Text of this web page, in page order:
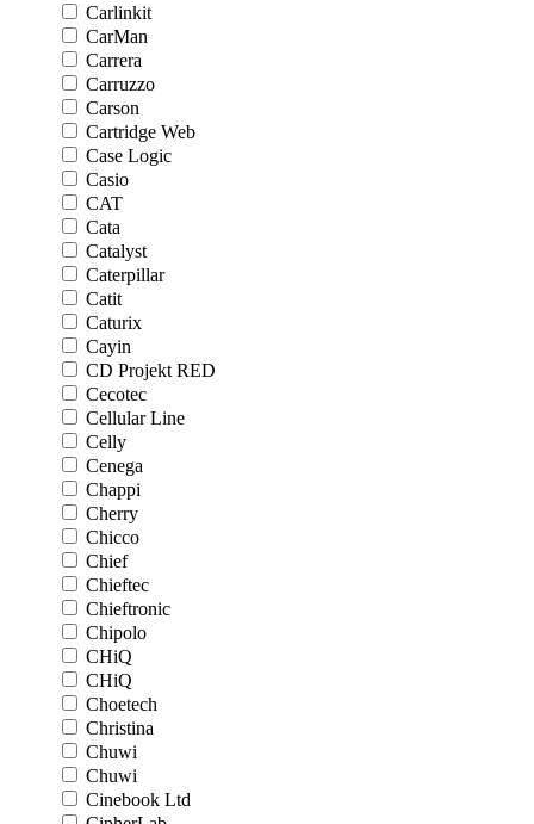
Carlinkit
CarMan
Carrera
Carruzzo
Carson
Cartridge Web
Case Logic
Casio
CAT
Cata
Catalyst
Caterpillar
Catit
Caturix
Cayin
CD Projekt RED
Cecotec
Cellular Line
Celly
Cenega
Chappi
Cherry
Chicco
Chief
Chieftec
Chieftronic
Chipolo
CHiQ
CHiQ
Choetech
Christina
Chuwi
Chuwi
Cinebook Ltd